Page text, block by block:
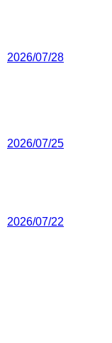
2026/07/28
2026/07/25
2026/07/22